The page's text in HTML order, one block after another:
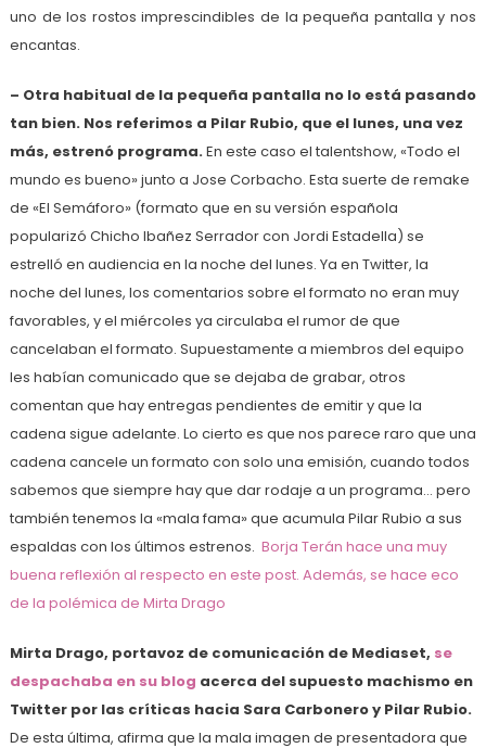
uno de los rostos imprescindibles de la pequeña pantalla y nos
encantas.
– Otra habitual de la pequeña pantalla no lo está pasando
tan bien. Nos referimos a Pilar Rubio, que el lunes, una vez
más, estrenó programa.En este caso el talentshow, «Todo el
mundo es bueno» junto a Jose Corbacho. Esta suerte de remake
de «El Semáforo» (formato que en su versión española
popularizó Chicho Ibañez Serrador con Jordi Estadella) se
estrelló en audiencia en la noche del lunes. Ya en Twitter, la
noche del lunes, los comentarios sobre el formato no eran muy
favorables, y el miércoles ya circulaba el rumor de que
cancelaban el formato. Supuestamente a miembros del equipo
les habían comunicado que se dejaba de grabar, otros
comentan que hay entregas pendientes de emitir y que la
cadena sigue adelante. Lo cierto es que nos parece raro que una
cadena cancele un formato con solo una emisión, cuando todos
sabemos que siempre hay que dar rodaje a un programa… pero
también tenemos la «mala fama» que acumula Pilar Rubio a sus
espaldas con los últimos estrenos. Borja Terán hace una muy
buena reflexión al respecto en este post. Además, se hace eco
de la polémica de Mirta Drago
Mirta Drago, portavoz de comunicación de Mediaset, se
despachaba en su blog acerca del supuesto machismo en
Twitter por las críticas hacia Sara Carbonero y Pilar Rubio.
De esta última, afirma que la mala imagen de presentadora que